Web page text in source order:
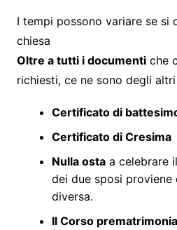
I tempi possono variare se si
chiesa
Oltre a tutti i documentiche
richiesti, ce ne sono degli
Certificato di
Certificato di Cresima
Nulla ostaa celebrare
dei due sposi proviene
diversa.
Il Corso